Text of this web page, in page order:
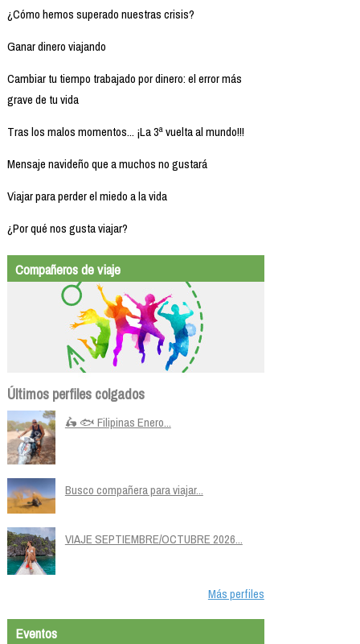
¿Cómo hemos superado nuestras crisis?
Ganar dinero viajando
Cambiar tu tiempo trabajado por dinero: el error más
grave de tu vida
Tras los malos momentos... ¡La 3ª vuelta al mundo!!!
Mensaje navideño que a muchos no gustará
Viajar para perder el miedo a la vida
¿Por qué nos gusta viajar?
Compañeros de viaje
Últimos perfiles colgados
🛵 🐟 Filipinas Enero...
Busco compañera para viajar...
VIAJE SEPTIEMBRE/OCTUBRE 2026...
Más perfiles
Eventos